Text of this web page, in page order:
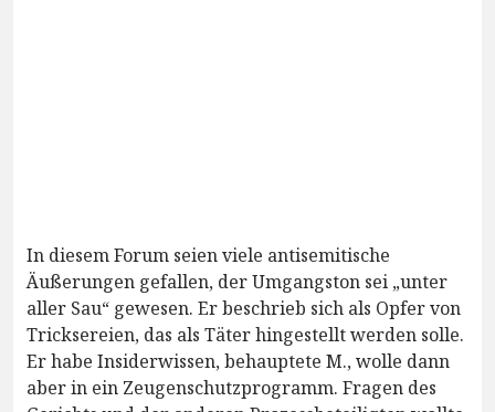
In diesem Forum seien viele antisemitische
Äußerungen gefallen, der Umgangston sei „unter
aller Sau“ gewesen. Er beschrieb sich als Opfer von
Tricksereien, das als Täter hingestellt werden solle.
Er habe Insiderwissen, behauptete M., wolle dann
aber in ein Zeugenschutzprogramm. Fragen des